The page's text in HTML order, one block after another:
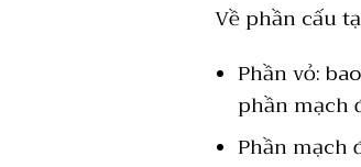
Về phần cấu
Phần vỏ:
phần mạch
Phần mạch